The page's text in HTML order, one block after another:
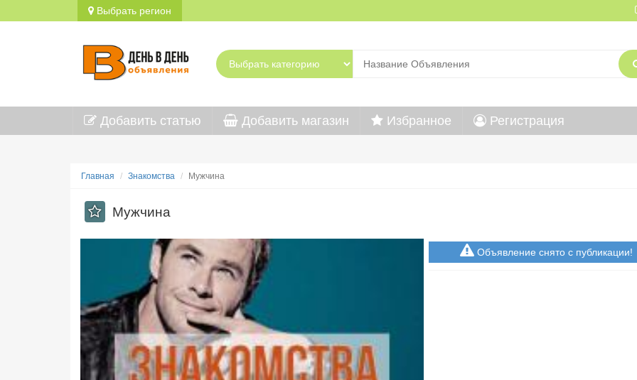
Выбрать регион
Добавить статью Добавить магазин Избранное Регистрация
Главная Знакомства Мужчина
Мужчина
Объявление снято с публикации!